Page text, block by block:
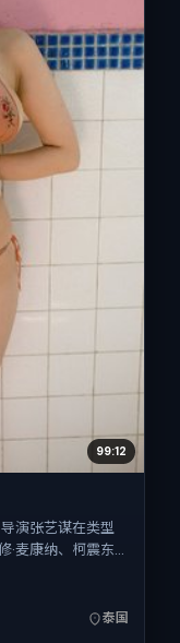
99:12
演张艺谋在类型
·麦康纳、柯震东
映登记日 2025-
泰国